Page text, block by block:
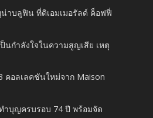
าบลูฟิน ที่ดิเอมเมอรัลด์ ค็อฟฟี่
นกำลังใจในความสูญเสีย เหตุ
คอลเลคชันใหม่จาก Maison
ำบุญครบรอบ 74 ปี พร้อมจัด